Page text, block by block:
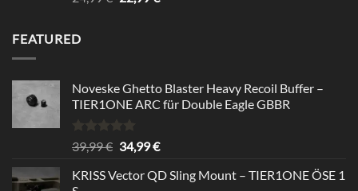
out of 5
FEATURED
Noveske Ghetto Blaster Heavy Recoil Buffer –
TIER1ONE ARC für Double Eagle GBBR
Rated5.00
out of 5
39,99€ Original
was:
34,99€Current
is:
KRISS Vector QD Sling Mount – TIER1ONE ÖSE 1